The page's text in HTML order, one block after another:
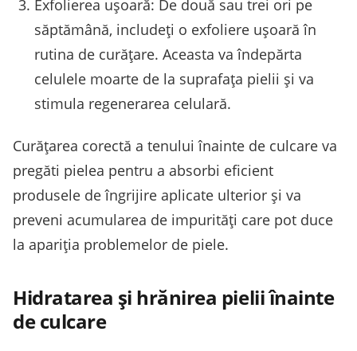
Exfolierea ușoară: De două sau trei ori pe
săptămână, includeți o exfoliere ușoară în
rutina de curățare. Aceasta va îndepărta
celulele moarte de la suprafața pielii și va
stimula regenerarea celulară.
Curățarea corectă a tenului înainte de culcare va
pregăti pielea pentru a absorbi eficient
produsele de îngrijire aplicate ulterior și va
preveni acumularea de impurități care pot duce
la apariția problemelor de piele.
Hidratarea și hrănirea pielii înainte
de culcare